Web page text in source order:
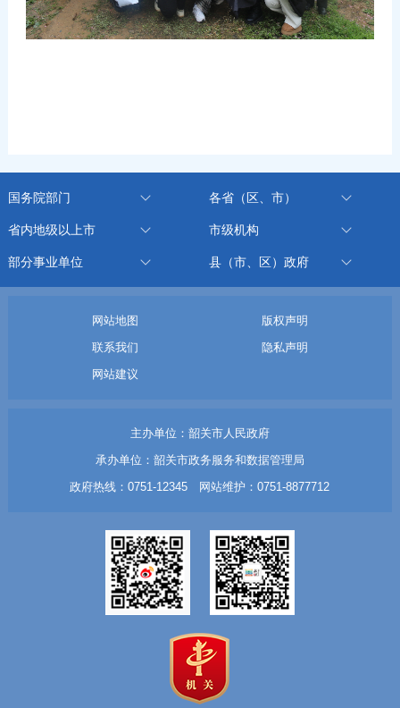
国务院部门 各省（区、市）
省内地级以上市 市级机构
部分事业单位 县（市、区）政府
网站地图
版权声明
联系我们
隐私声明
网站建议
主办单位：韶关市人民政府
承办单位：韶关市政务服务和数据管理局
政府热线：0751-12345 网站维护：0751-8877712